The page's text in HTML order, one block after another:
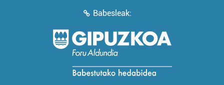
Babesleak: